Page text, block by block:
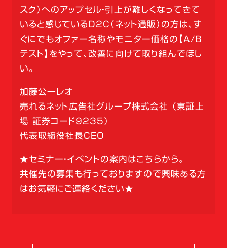
スク）へのアップセル・引上が難しくなってきて
いると感じているD2C（ネット通販）の方は、す
ぐにでもオファー名称やモニター価格の【A/B
テスト】をやって、改善に向けて取り組んでほし
い。
加藤公一レオ
売れるネット広告社グループ株式会社 （東証上
場 証券コード9235）
代表取締役社長CEO
★セミナー・イベントの案内はこちらから。
共催先の募集も行っておりますので興味ある方
はお気軽にご連絡ください★